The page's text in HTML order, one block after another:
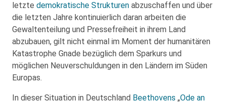
letzte demokratische Strukturen abzuschaffen und über
die letzten Jahre kontinuierlich daran arbeiten die
Gewaltenteilung und Pressefreiheit in ihrem Land
abzubauen, gilt nicht einmal im Moment der humanitären
Katastrophe Gnade bezüglich dem Sparkurs und
möglichen Neuverschuldungen in den Ländern im Süden
Europas.
In dieser Situation in Deutschland Beethovens „Ode an